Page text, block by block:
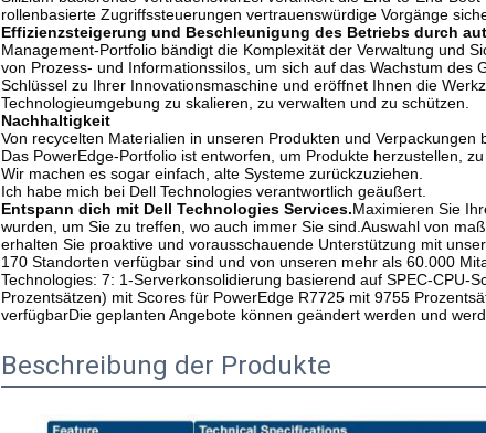
rollenbasierte Zugriffssteuerungen vertrauenswürdige Vorgänge
Effizienzsteigerung und Beschleunigung des Betriebs durch
Management-Portfolio bändigt die Komplexität der Verwaltung und
von Prozess- und Informationssilos, um sich auf das Wachstum
Schlüssel zu Ihrer Innovationsmaschine und eröffnet Ihnen die
Technologieumgebung zu skalieren, zu verwalten und zu schützen.
Nachhaltigkeit
Von recycelten Materialien in unseren Produkten und
Das PowerEdge-Portfolio ist entworfen, um Produkte herzustellen,
Wir machen es sogar einfach, alte Systeme zurückzuziehen.
Ich habe mich bei Dell Technologies verantwortlich geäußert.
Entspann dich mit Dell Technologies Services.Maximieren Sie
wurden, um Sie zu treffen, wo auch immer Sie sind.Auswahl von
erhalten Sie proaktive und vorausschauende Unterstützung mit
170 Standorten verfügbar sind und von unseren mehr als 60.000
Technologies: 7: 1-Serverkonsolidierung basierend auf SPEC-
Prozentsätzen) mit Scores für PowerEdge R7725 mit 9755
verfügbarDie geplanten Angebote können geändert werden und
Beschreibung der Produkte